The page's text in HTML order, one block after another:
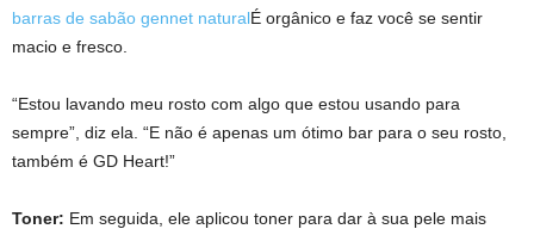
barras de sabão gennet naturalÉ orgânico e faz você se sentir
macio e fresco.
“Estou lavando meu rosto com algo que estou usando para
sempre”, diz ela. “E não é apenas um ótimo bar para o seu rosto,
também é GD Heart!”
Toner: Em seguida, ele aplicou toner para dar à sua pele mais